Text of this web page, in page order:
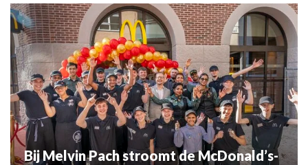
Bij Melvin Pach stroomt de McDonald’s-